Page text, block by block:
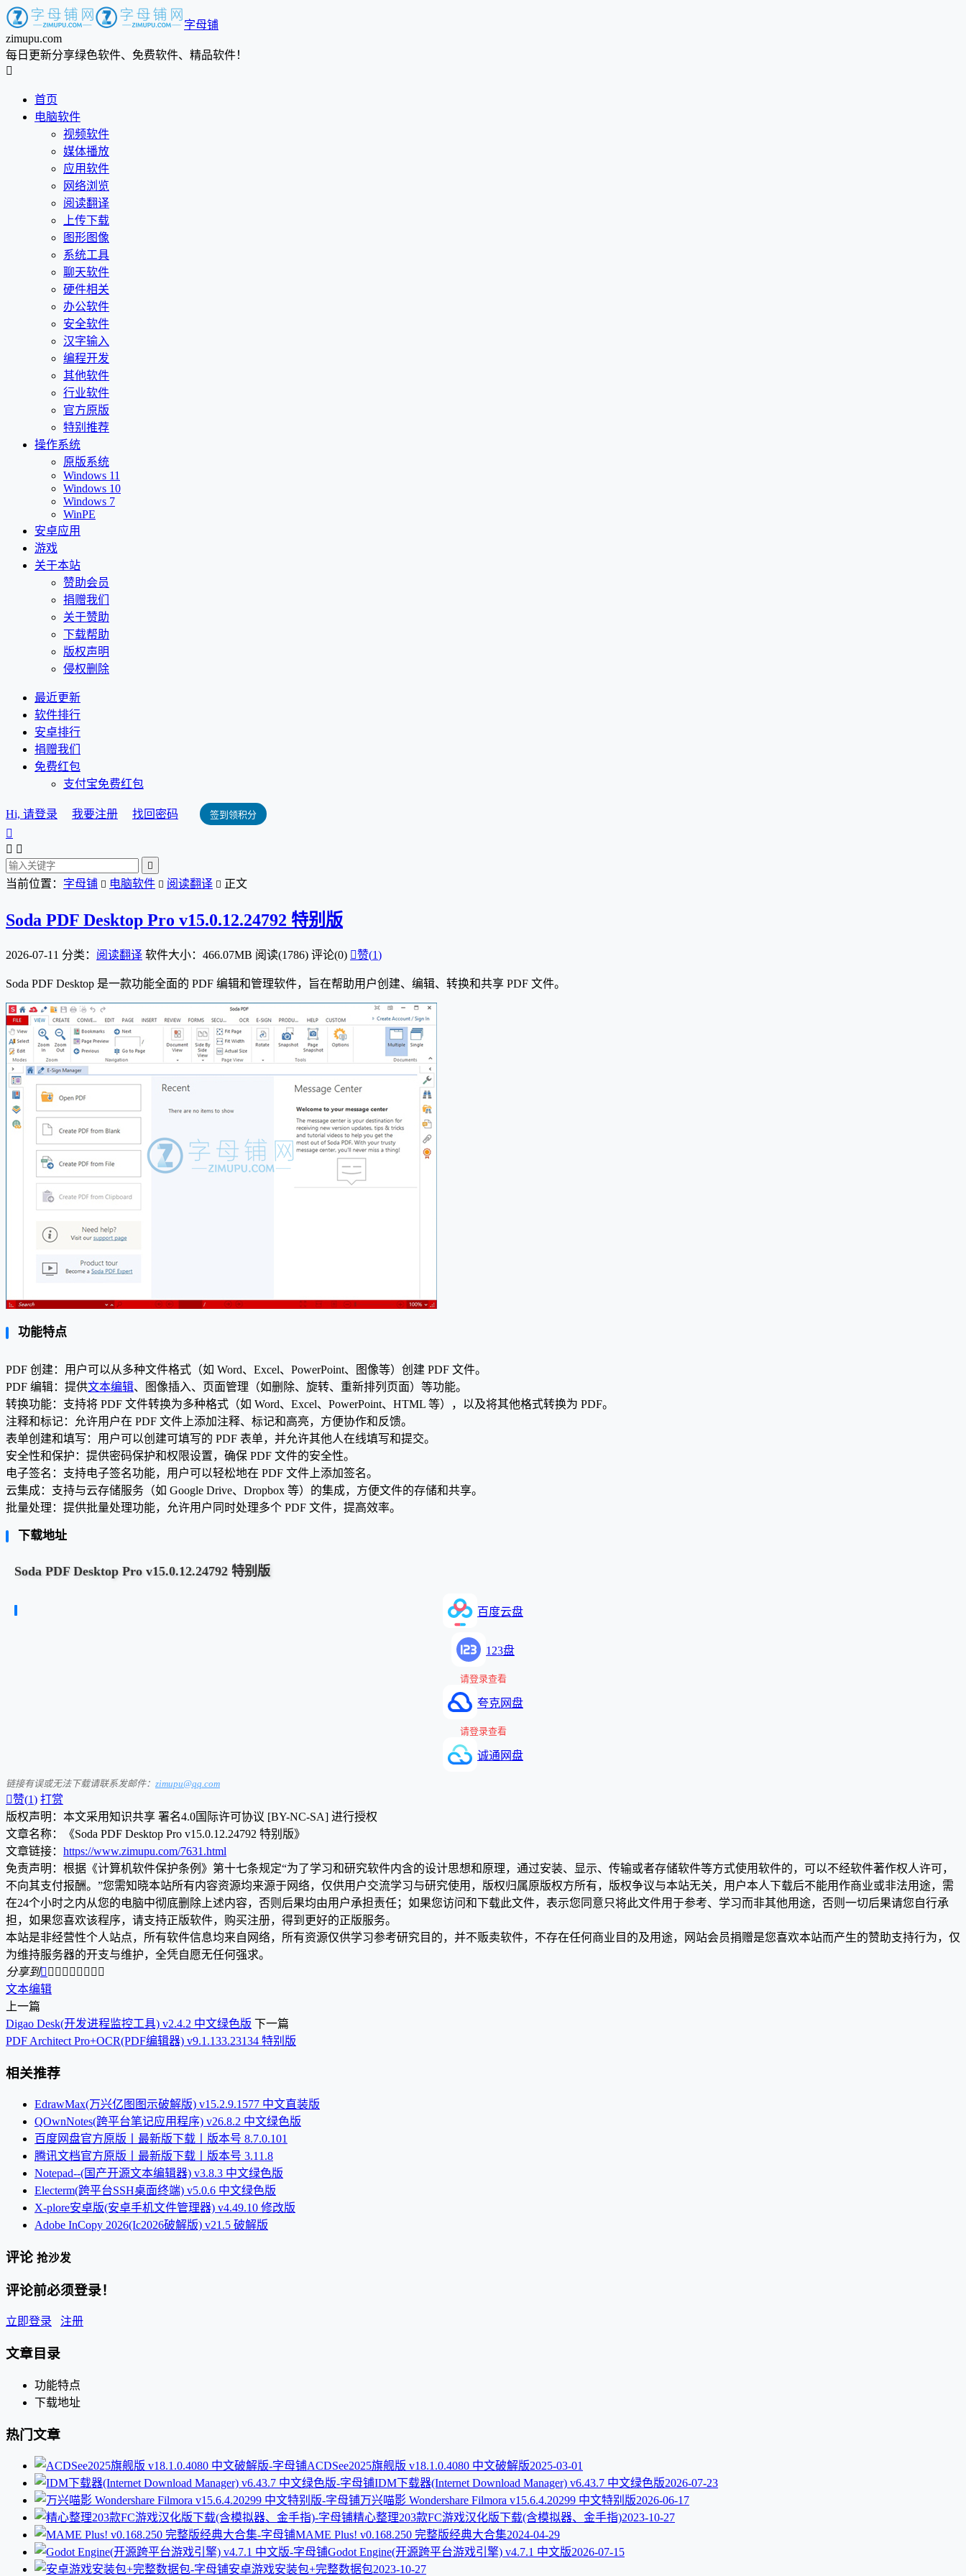
字母铺
zimupu.com
每日更新分享绿色软件、免费软件、精品软件！

首页
电脑软件
视频软件
媒体播放
应用软件
网络浏览
阅读翻译
上传下载
图形图像
系统工具
聊天软件
硬件相关
办公软件
安全软件
汉字输入
编程开发
其他软件
行业软件
官方原版
特别推荐
操作系统
原版系统
Windows 11
Windows 10
Windows 7
WinPE
安卓应用
游戏
关于本站
赞助会员
捐赠我们
关于赞助
下载帮助
版权声明
侵权删除
最近更新
软件排行
安卓排行
捐赠我们
免费红包
支付宝免费红包
Hi, 请登录 我要注册 找回密码 签到领积分

 

当前位置： 字母铺  电脑软件  阅读翻译  正文
Soda PDF Desktop Pro v15.0.12.24792 特别版
2026-07-11 分类： 阅读翻译 软件大小：466.07MB 阅读(1786) 评论(0) 赞(1)
Soda PDF Desktop 是一款功能全面的 PDF 编辑和管理软件，旨在帮助用户创建、编辑、转换和共享 PDF 文件。
功能特点
PDF 创建：用户可以从多种文件格式（如 Word、Excel、PowerPoint、图像等）创建 PDF 文件。
PDF 编辑：提供文本编辑、图像插入、页面管理（如删除、旋转、重新排列页面）等功能。
转换功能：支持将 PDF 文件转换为多种格式（如 Word、Excel、PowerPoint、HTML 等），以及将其他格式转换为 PDF。
注释和标记：允许用户在 PDF 文件上添加注释、标记和高亮，方便协作和反馈。
表单创建和填写：用户可以创建可填写的 PDF 表单，并允许其他人在线填写和提交。
安全性和保护：提供密码保护和权限设置，确保 PDF 文件的安全性。
电子签名：支持电子签名功能，用户可以轻松地在 PDF 文件上添加签名。
云集成：支持与云存储服务（如 Google Drive、Dropbox 等）的集成，方便文件的存储和共享。
批量处理：提供批量处理功能，允许用户同时处理多个 PDF 文件，提高效率。
下载地址
Soda PDF Desktop Pro v15.0.12.24792 特别版
百度云盘
123盘
请登录查看
夸克网盘
请登录查看
诚通网盘
链接有误或无法下载请联系发邮件： zimupu@qq.com
赞(1) 打赏
版权声明：本文采用知识共享 署名4.0国际许可协议 [BY-NC-SA] 进行授权
文章名称：《Soda PDF Desktop Pro v15.0.12.24792 特别版》
文章链接： https://www.zimupu.com/7631.html
免责声明：根据《计算机软件保护条例》第十七条规定“为了学习和研究软件内含的设计思想和原理，通过安装、显示、传输或者存储软件等方式使用软件的，可以不经软件著作权人许可，
不向其支付报酬。”您需知晓本站所有内容资源均来源于网络，仅供用户交流学习与研究使用，版权归属原版权方所有，版权争议与本站无关，用户本人下载后不能用作商业或非法用途，需
在24个小时之内从您的电脑中彻底删除上述内容，否则后果均由用户承担责任；如果您访问和下载此文件，表示您同意只将此文件用于参考、学习而非其他用途，否则一切后果请您自行承
担，如果您喜欢该程序，请支持正版软件，购买注册，得到更好的正版服务。
本站是非经营性个人站点，所有软件信息均来自网络，所有资源仅供学习参考研究目的，并不贩卖软件，不存在任何商业目的及用途，网站会员捐赠是您喜欢本站而产生的赞助支持行为，仅
为维持服务器的开支与维护，全凭自愿无任何强求。
分享到        
文本编辑
上一篇
Digao Desk(开发进程监控工具) v2.4.2 中文绿色版 下一篇
PDF Architect Pro+OCR(PDF编辑器) v9.1.133.23134 特别版
相关推荐
EdrawMax(万兴亿图图示破解版) v15.2.9.1577 中文直装版
QOwnNotes(跨平台笔记应用程序) v26.8.2 中文绿色版
百度网盘官方原版丨最新版下载丨版本号 8.7.0.101
腾讯文档官方原版丨最新版下载丨版本号 3.11.8
Notepad--(国产开源文本编辑器) v3.8.3 中文绿色版
Electerm(跨平台SSH桌面终端) v5.0.6 中文绿色版
X-plore安卓版(安卓手机文件管理器) v4.49.10 修改版
Adobe InCopy 2026(Ic2026破解版) v21.5 破解版
评论 抢沙发
评论前必须登录！
立即登录 注册
文章目录
功能特点
下载地址
热门文章
ACDSee2025旗舰版 v18.1.0.4080 中文破解版2025-03-01
IDM下载器(Internet Download Manager) v6.43.7 中文绿色版2026-07-23
万兴喵影 Wondershare Filmora v15.6.4.20299 中文特别版2026-06-17
精心整理203款FC游戏汉化版下载(含模拟器、金手指)2023-10-27
MAME Plus! v0.168.250 完整版经典大合集2024-04-29
Godot Engine(开源跨平台游戏引擎) v4.7.1 中文版2026-07-15
安卓游戏安装包+完整数据包2023-10-27